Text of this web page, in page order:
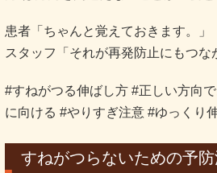
患者「ちゃんと覚えておきます。」
スタッフ「それが再発防止にもつな
#すねがつる伸ばし方 #正しい方向
に向ける #やりすぎ注意 #ゆっくり
すねがつらないための予